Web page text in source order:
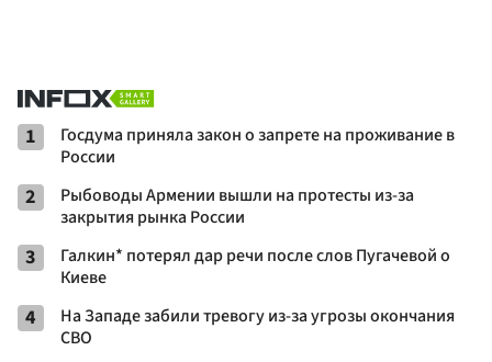
1
Госдума приняла закон о запрете на проживание в
России
2
Рыбоводы Армении вышли на протесты из-за
закрытия рынка России
3
Галкин* потерял дар речи после слов Пугачевой о
Киеве
4
На Западе забили тревогу из-за угрозы окончания
СВО